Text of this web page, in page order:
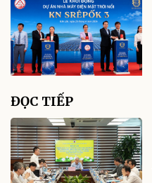
ĐỌC TIẾP